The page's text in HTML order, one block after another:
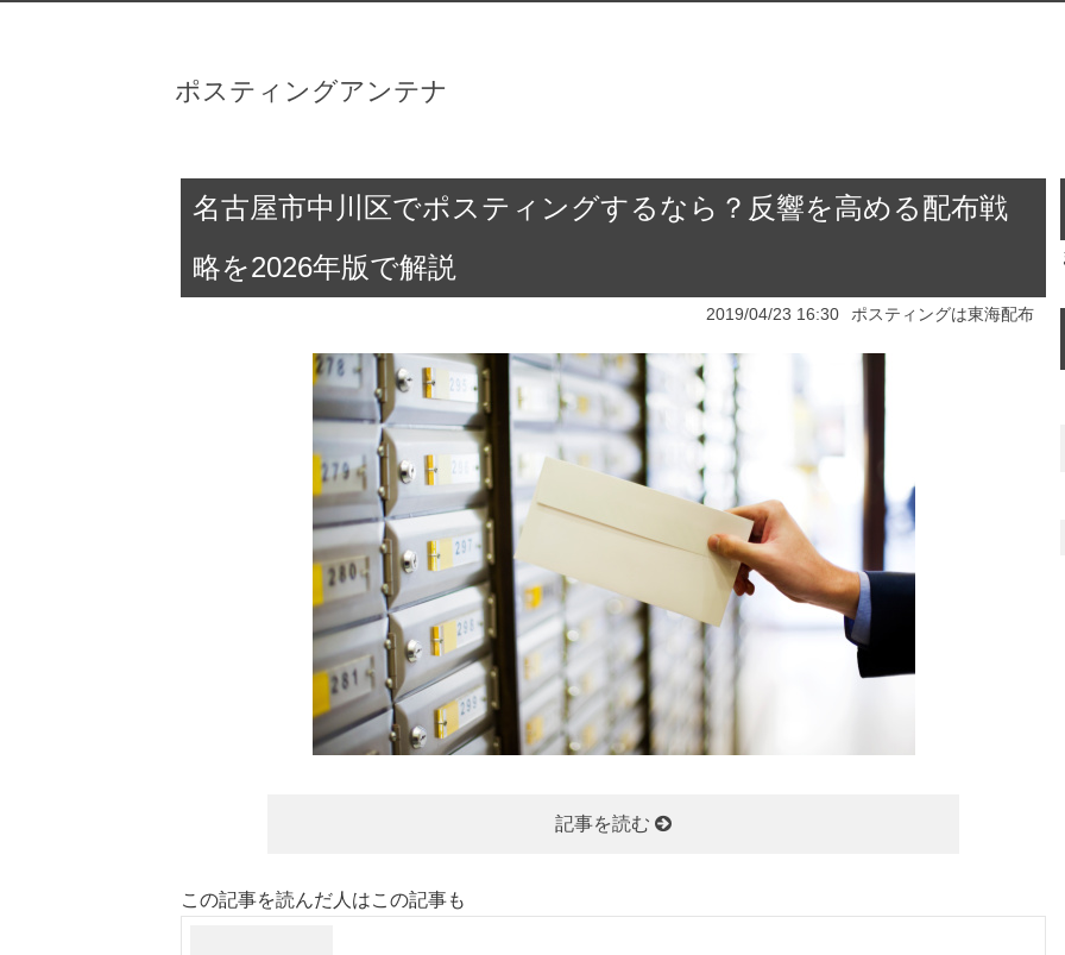
ポスティングアンテナ
名古屋市中川区でポスティングするなら？反響を高める配布戦
略を2026年版で解説
2019/04/23 16:30 ポスティングは東海配布
記事を読む
この記事を読んだ人はこの記事も